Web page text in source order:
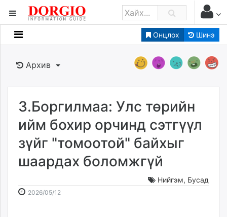
Онцлох Шинэ
Мэдээллийн
Банк санхүү
Бизнес ААН
Төрийн
Нийслэлийн
dorgio.mn
Gogo.mn
news.mn
zindaa.mn
Архив
З.Боргилмаа: Улс төрийн
ийм бохир орчинд сэтгүүл
зүйг "томоотой" байхыг
шаардах боломжгүй
Нийгэм, Бусад
2026/05/12